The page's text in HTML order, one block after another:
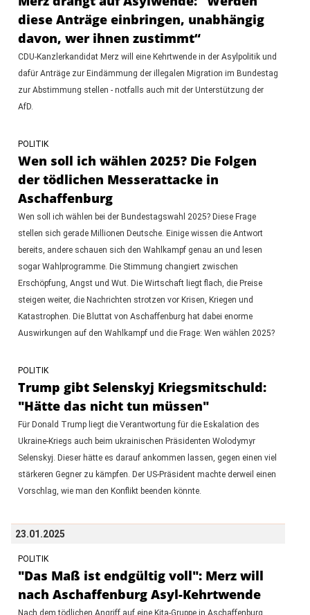
diese Anträge einbringen, unabhängig
davon, wer ihnen zustimmt“
CDU-Kanzlerkandidat Merz will eine Kehrtwende in der Asylpolitik und
dafür Anträge zur Eindämmung der illegalen Migration im Bundestag
zur Abstimmung stellen - notfalls auch mit der Unterstützung der
AfD.
POLITIK
Wen soll ich wählen 2025? Die Folgen
der tödlichen Messerattacke in
Aschaffenburg
Wen soll ich wählen bei der Bundestagswahl 2025? Diese Frage
stellen sich gerade Millionen Deutsche. Einige wissen die Antwort
bereits, andere schauen sich den Wahlkampf genau an und lesen
sogar Wahlprogramme. Die Stimmung changiert zwischen
Erschöpfung, Angst und Wut. Die Wirtschaft liegt flach, die Preise
steigen weiter, die Nachrichten strotzen vor Krisen, Kriegen und
Katastrophen. Die Bluttat von Aschaffenburg hat dabei enorme
Auswirkungen auf den Wahlkampf und die Frage: Wen wählen 2025?
POLITIK
Trump gibt Selenskyj Kriegsmitschuld:
"Hätte das nicht tun müssen"
Für Donald Trump liegt die Verantwortung für die Eskalation des
Ukraine-Kriegs auch beim ukrainischen Präsidenten Wolodymyr
Selenskyj. Dieser hätte es darauf ankommen lassen, gegen einen viel
stärkeren Gegner zu kämpfen. Der US-Präsident machte derweil einen
Vorschlag, wie man den Konflikt beenden könnte.
23.01.2025
POLITIK
"Das Maß ist endgültig voll": Merz will
nach Aschaffenburg Asyl-Kehrtwende
Nach dem tödlichen Angriff auf eine Kita-Gruppe in Aschaffenburg